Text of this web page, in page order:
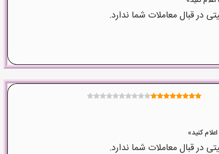
قبال معاملات شما ندارد.
قبال معاملات شما ندارد.